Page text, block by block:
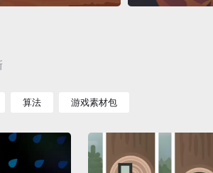
算法 游戏素材包